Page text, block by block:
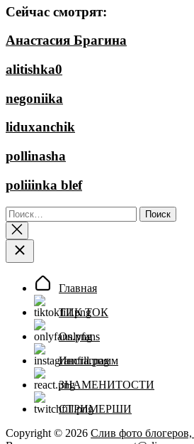
Сейчас смотрят:
Анастасия Брагина
alitishka0
negoniika
liduxanchik
pollinasha
poliiinka blef
Найти:
Главная
ТИК ТОК
Onlyfans
Инстаграмм
ЗНАМЕНИТОСТИ
СТРИМЕРШИ
Copyright © 2026 Слив фото блогеров,